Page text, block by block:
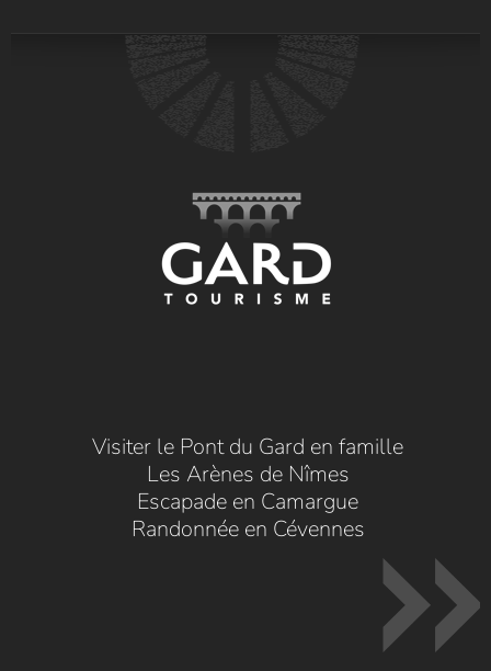
Visiter le Pont du Gard en famille
Les Arènes de Nîmes
Escapade en Camargue
Randonnée en Cévennes